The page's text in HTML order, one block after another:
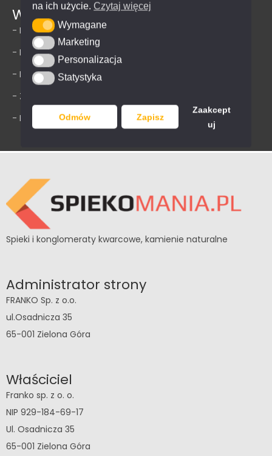
na ich użycie. Czytaj więcej
WymaganeWymagane
MarketingMarketing
Personalizacja
Personalizacja
StatystykaStatystyka
Odmów Zapisz
Zaakcept
uj
Warto wiedzieć
- Polityka prywatności
- Impressum
- Regulamin
- Zwroty
- Dostawa
Spieki i konglomeraty kwarcowe, kamienie naturalne
Administrator strony
FRANKO Sp. z o.o.
ul.Osadnicza 35
65-001 Zielona Góra
Właściciel
Franko sp. z o. o.
NIP 929-184-69-17
Ul. Osadnicza 35
65-001 Zielona Góra